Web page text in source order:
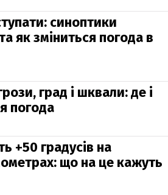
синоптики
як зміниться погода в
град і шквали: де і
погода
+50 градусів на
що на це кажуть